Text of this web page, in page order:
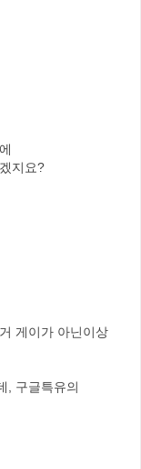
지요?
게이가 아닌이상
, 구글특유의